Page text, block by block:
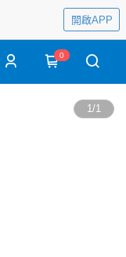
開啟APP
0
1/1